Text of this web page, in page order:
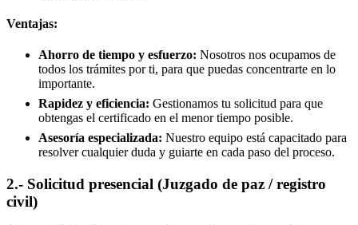
Ventajas:
Ahorro de tiempo y esfuerzo: Nosotros nos ocupamos de
todos los trámites por ti, para que puedas concentrarte en lo
importante.
Rapidez y eficiencia: Gestionamos tu solicitud para que
obtengas el certificado en el menor tiempo posible.
Asesoría especializada: Nuestro equipo está capacitado para
resolver cualquier duda y guiarte en cada paso del proceso.
2.- Solicitud presencial (Juzgado de paz / registro
civil)